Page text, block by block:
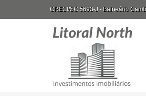
CRECI/SC 5693-J - Balneário